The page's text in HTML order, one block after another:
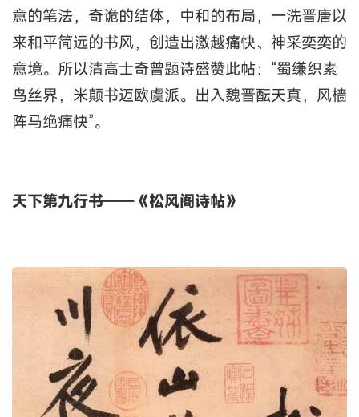
意的笔法，奇诡的结体，中和的布局，一洗晋唐以
来和平简远的书风，创造出激越痛快、神采奕奕的
意境。所以清高士奇曾题诗盛赞此帖：“蜀缣织素
鸟丝界，米颠书迈欧虞派。出入魏晋酝天真，风樯
阵马绝痛快”。
天下第九行书——《松风阁诗帖》